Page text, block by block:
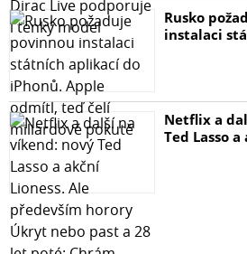
bezpečí, které vaše zařízení
bude váš Samsung Galaxy Note 20
budete moci užívat jeho funkce
Rusko
instalaci
Netflix a
Ted Lasso